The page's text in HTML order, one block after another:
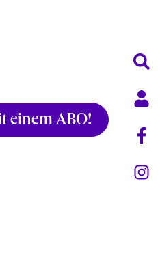
einem ABO!